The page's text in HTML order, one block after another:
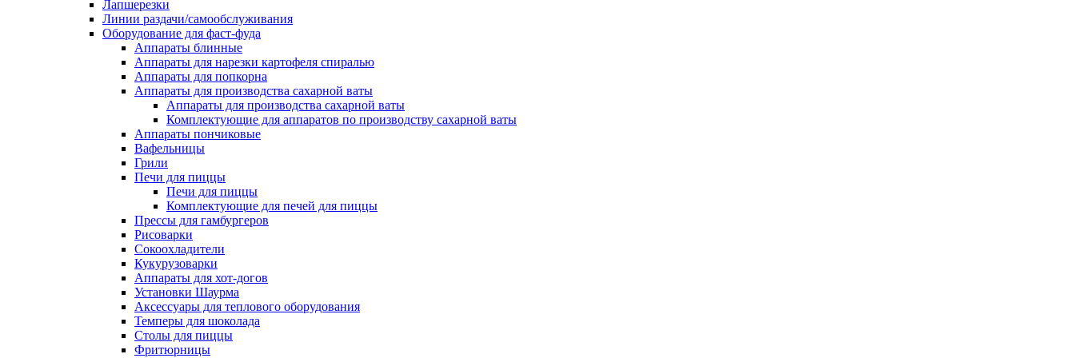
Лапшерезки
Линии раздачи/самообслуживания
Оборудование для фаст-фуда
Аппараты блинные
Аппараты для нарезки картофеля спиралью
Аппараты для попкорна
Аппараты для производства сахарной ваты
Аппараты для производства сахарной ваты
Комплектующие для аппаратов по производству сахарной ваты
Аппараты пончиковые
Вафельницы
Грили
Печи для пиццы
Печи для пиццы
Комплектующие для печей для пиццы
Прессы для гамбургеров
Рисоварки
Сокоохладители
Кукурузоварки
Аппараты для хот-догов
Установки Шаурма
Аксессуары для теплового оборудования
Темперы для шоколада
Столы для пиццы
Фритюрницы